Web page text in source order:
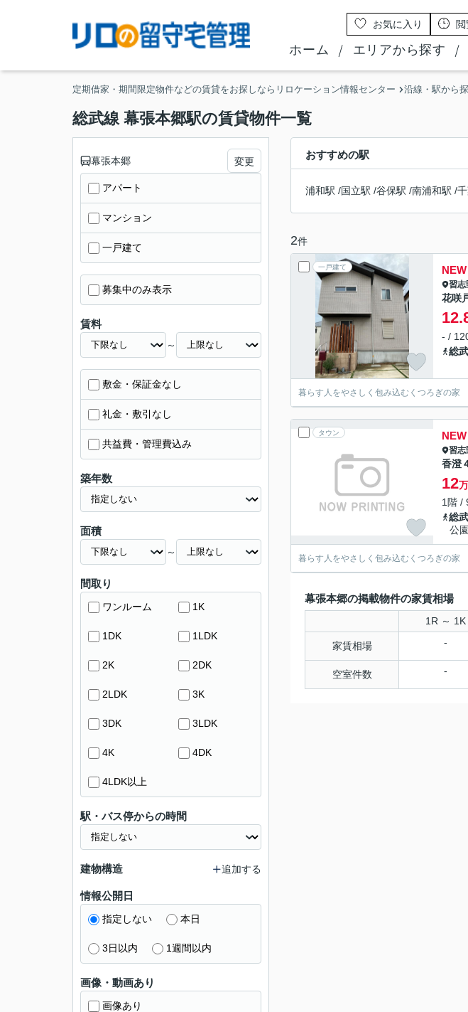
お気に入り 閲
ホーム エリアから探す
定期借家・期間限定物件などの賃貸をお探しならリロケーション情報センター 沿線・駅から
総武線 幕張本郷駅の賃貸物件一覧
おすすめの駅
浦和駅 /国立駅 /谷保駅 /南浦和駅 /
2件
一戸建て NEW
習志
花咲
- /
総
暮らす人をやさしく包み込むくつろぎの家
タウン NEW
習志
香澄
12
1階 /
総
公
暮らす人をやさしく包み込むくつろぎの家
幕張本郷の掲載物件の家賃相場
1R ～ 1K
家賃相場 -
空室件数 -
幕張本郷 変更
アパート
マンション
一戸建て
募集中のみ表示
賃料
～
敷金・保証金なし
礼金・敷引なし
共益費・管理費込み
築年数
面積
～
間取り
ワンルーム 1K
1DK 1LDK
2K 2DK
2LDK 3K
3DK 3LDK
4K 4DK
4LDK以上
駅・バス停からの時間
建物構造 追加する
情報公開日
指定しない 本日
3日以内 1週間以内
画像・動画あり
画像あり